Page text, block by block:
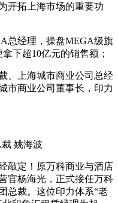
开拓上海市场的重要功
总经理，操盘MEGA级旗
下超10亿元的销售额；
、上海城市商业公司总经
市商业公司董事长，印力
姚海波
敲定！原万科商业与酒店
官杨海光，正式接任万科
总裁。这位印力体系“老